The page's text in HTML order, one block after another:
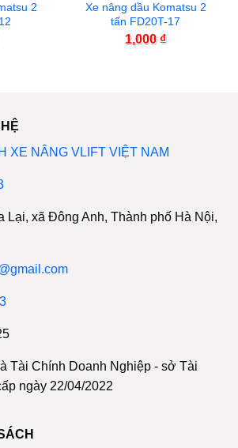
2
Xe nâng dầu Komatsu 2
tấn FD20T-17
1,000 ₫
XE NÂNG VLIFT VIỆT NAM
Lại, xã Đông Anh, Thành phố Hà Nội,
Tài Chính Doanh Nghiệp - sở Tài
ngày 22/04/2022